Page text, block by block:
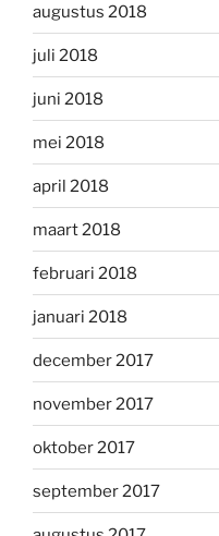
augustus 2018
juli 2018
juni 2018
mei 2018
april 2018
maart 2018
februari 2018
januari 2018
december 2017
november 2017
oktober 2017
september 2017